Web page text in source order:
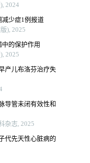
2024
少症1例报道
), 2025
的保护作用
2025
产儿布洛芬治疗失
导管未闭有效性和
杂志, 2025
代先天性心脏病的